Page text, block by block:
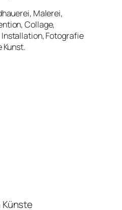
Malerei,
Collage,
Fotografie
Kunst.